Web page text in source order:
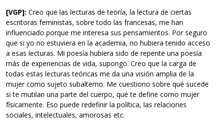
[VGP]: Creo que las lecturas de teoría, la lectura de ciertas
escritoras feministas, sobre todo las francesas, me han
influenciado porque me interesa sus pensamientos. Por seguro
que si yo no estuviera en la academia, no hubiera tenido acceso
a esas lecturas. Mi poesía hubiera sido de repente una poesía
más de experiencias de vida, supongo. Creo que la carga de
todas estas lecturas teóricas me da una visión amplia de la
mujer como sujeto subalterno. Me cuestiono sobre qué sucede
si te mutilan una parte del cuerpo, qué te define como mujer
físicamente. Eso puede redefinir la política, las relaciones
sociales, intelectuales, amorosas etc.